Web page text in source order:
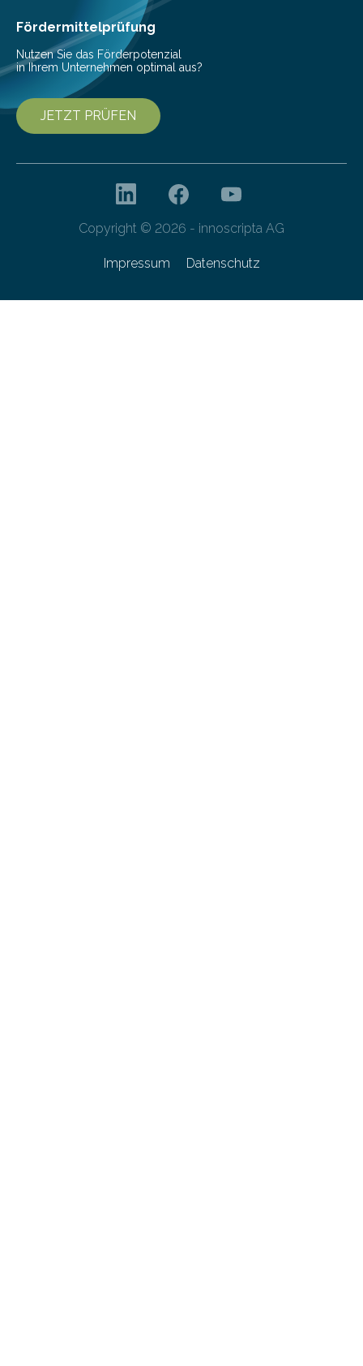
Fördermittelprüfung
Nutzen Sie das Förderpotenzial
in Ihrem Unternehmen optimal aus?
JETZT PRÜFEN
Copyright © 2026 - innoscripta AG
Impressum Datenschutz